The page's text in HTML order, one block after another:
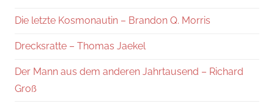
Die letzte Kosmonautin – Brandon Q. Morris
Drecksratte – Thomas Jaekel
Der Mann aus dem anderen Jahrtausend – Richard
Groß